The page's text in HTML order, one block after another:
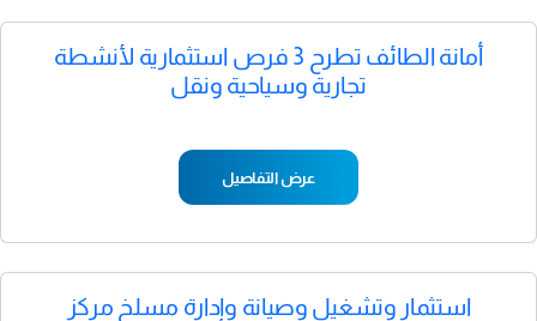
أمانة الطائف تطرح 3 فرص استثمارية لأنشطة
تجارية وسياحية ونقل
عرض التفاصيل
استثمار وتشغيل وصيانة وإدارة مسلخ مركز